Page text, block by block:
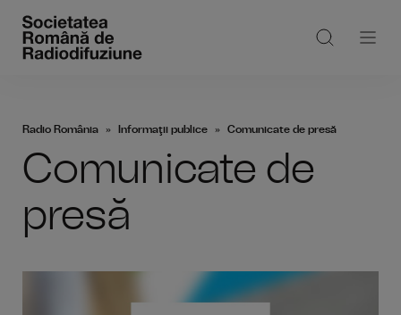
Radio România Informaţii publice Comunicate de presă
Comunicate de
presă